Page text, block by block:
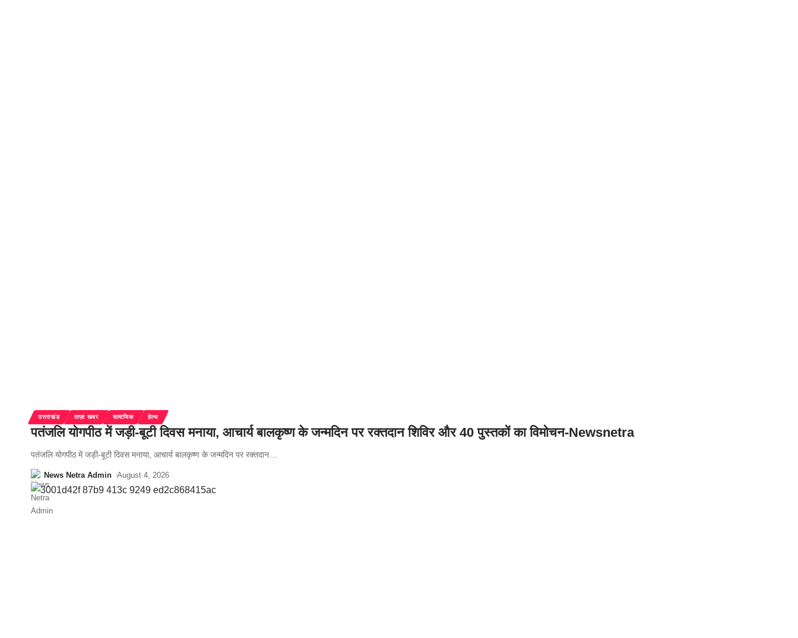
उत्तराखंड ताज़ा खबर सामाजिक हेल्थ
पतंजलि योगपीठ में जड़ी-बूटी दिवस मनाया, आचार्य बालकृष्ण के जन्मदिन पर रक्तदान शिविर और 40 पुस्तकों का विमोचन-Newsnetra
पतंजलि योगपीठ में जड़ी-बूटी दिवस मनाया, आचार्य बालकृष्ण के जन्मदिन पर रक्तदान
News Netra Admin August 4, 2026